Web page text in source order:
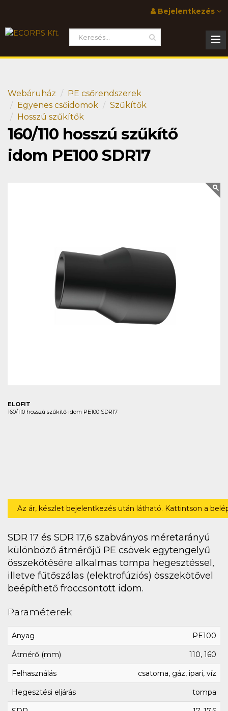
Bejelentkezés
Webáruház
PE csőrendszerek
Egyenes csőidomok
Szűkítők
Hosszú szűkítők
160/110 hosszú szűkítő
idom PE100 SDR17
ELOFIT
160/110 hosszú szűkítő idom PE100 SDR17
Az ár, készlet bejelentkezés után látható. Kattintson a
SDR 17 és SDR 17,6 szabványos méretarányú
különböző átmérőjű PE csövek egytengelyű
összekötésére alkalmas tompa hegesztéssel,
illetve fűtőszálas (elektrofúziós) összekötővel
beépíthető fröccsöntött idom.
Paraméterek
Anyag PE100
Átmérő (mm) 110, 160
Felhasználás csatorna, gáz, ipari, víz
Hegesztési eljárás tompa